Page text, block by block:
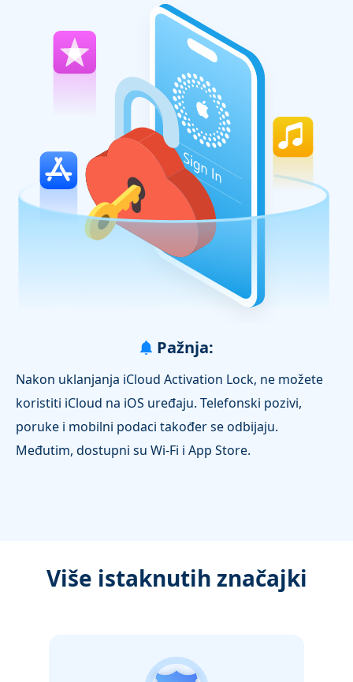
Pažnja:
Nakon uklanjanja iCloud Activation Lock, ne možete
koristiti iCloud na iOS uređaju. Telefonski pozivi,
poruke i mobilni podaci također se odbijaju.
Međutim, dostupni su Wi-Fi i App Store.
Više istaknutih značajki